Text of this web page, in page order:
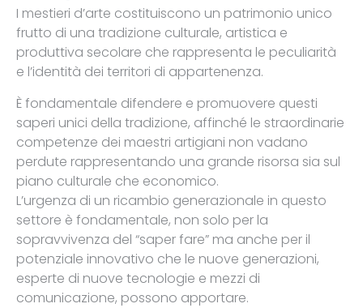
I mestieri d’arte costituiscono un patrimonio unico
frutto di una tradizione culturale, artistica e
produttiva secolare che rappresenta le peculiarità
e l’identità dei territori di appartenenza.
È fondamentale difendere e promuovere questi
saperi unici della tradizione, affinché le straordinarie
competenze dei maestri artigiani non vadano
perdute rappresentando una grande risorsa sia sul
piano culturale che economico.
L’urgenza di un ricambio generazionale in questo
settore è fondamentale, non solo per la
sopravvivenza del “saper fare” ma anche per il
potenziale innovativo che le nuove generazioni,
esperte di nuove tecnologie e mezzi di
comunicazione, possono apportare.